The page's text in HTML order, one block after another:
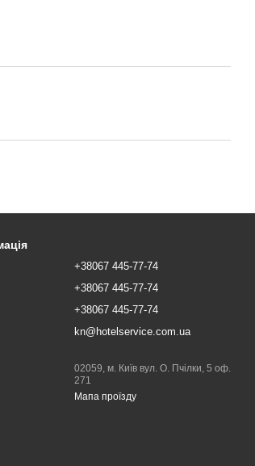
+38067 445-77-74
+38067 445-77-74
+38067 445-77-74
kn@hotelservice.com.ua
02059, м. Київ вул. О. Пчілки, 5 оф.
271
Мапа проїзду